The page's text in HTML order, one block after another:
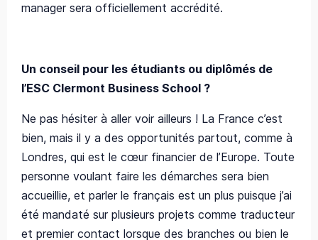
manager sera officiellement accrédité.
Un conseil pour les étudiants ou diplômés de
l’ESC Clermont Business School ?
Ne pas hésiter à aller voir ailleurs ! La France c’est
bien, mais il y a des opportunités partout, comme à
Londres, qui est le cœur financier de l’Europe. Toute
personne voulant faire les démarches sera bien
accueillie, et parler le français est un plus puisque j’ai
été mandaté sur plusieurs projets comme traducteur
et premier contact lorsque des branches ou bien le